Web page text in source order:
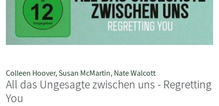
Colleen Hoover, Susan McMartin, Nate Walcott
All das Ungesagte zwischen uns - Regretting
You